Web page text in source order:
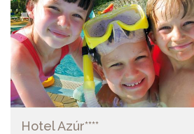
Hotel Azúr****